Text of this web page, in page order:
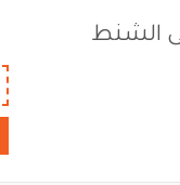
الشنط